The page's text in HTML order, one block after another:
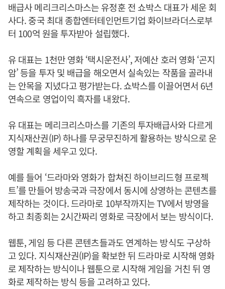
배급사 메리크리스마스는 유정훈 전 쇼박스 대표가 세운 회
사다. 중국 최대 종합엔터테인먼트기업 화이브라더스로부
터 100억 원을 투자받아 설립했다.
유 대표는 1천만 영화 ‘택시운전사’, 저예산 호러 영화 ‘곤지
암’ 등을 투자 및 배급을 해오면서 실속있는 작품을 골라내
는 안목을 지녔다고 평가받는다. 쇼박스를 이끌어면서 6년
연속으로 영업이익 흑자를 내왔다.
유 대표는 메리크리스마스를 기존의 투자배급사와 다르게
지식재산권(IP) 하나를 무궁무진하게 활용하는 방식으로 운
영할 계획을 세우고 있다.
예를 들어 ‘드라마와 영화가 합쳐진 하이브리드형 프로젝
트’를 만들어 방송국과 극장에서 동시에 상영하는 콘텐츠를
제작하는 것이다. 드라마로 10부작까지는 TV에서 방영을
하고 최종회는 2시간짜리 영화로 극장에서 보는 방식이다.
웹툰, 게임 등 다른 콘텐츠들과도 연계하는 방식도 구상하
고 있다. 지식재산권(IP)을 확보한 뒤 드라마로 시작해 영화
로 제작하는 방식이나 웹툰으로 시작해 게임을 거친 뒤 영
화로 제작하는 방식 등을 고려하고 있다.